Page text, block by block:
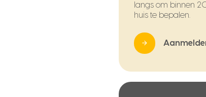
langs om binnen
huis te bepalen.